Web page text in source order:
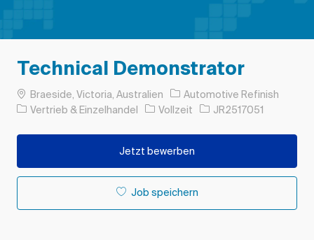
Technical Demonstrator
OrtBraeside, Victoria, Australien
Automotive Refinish
Kategorie
Vertrieb & Einzelhandel Auftragstyp
Vollzeit Auftrags-ID
JR2517051
Jetzt bewerben
Job speichern